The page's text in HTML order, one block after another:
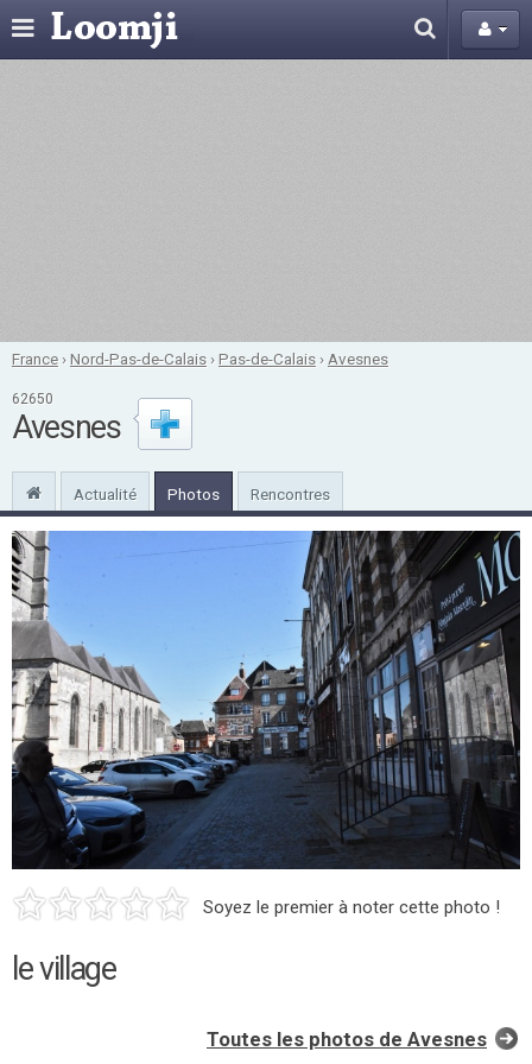
France ›Nord-Pas-de-Calais ›Pas-de-Calais › Avesnes
62650
Avesnes
Actualité Photos Rencontres
Soyez le premier à noter cette photo !
le village
Toutes les photos de Avesnes